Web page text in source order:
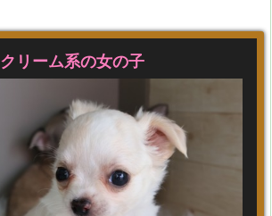
クリーム系の女の子